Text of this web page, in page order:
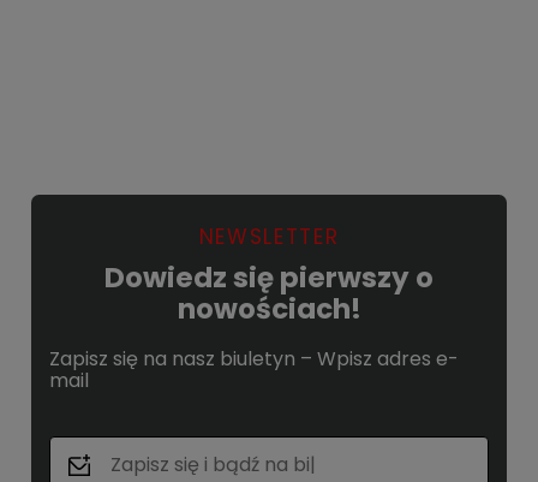
NEWSLETTER
Dowiedz się pierwszy o
nowościach!
Zapisz się na nasz biuletyn – Wpisz adres e-
mail